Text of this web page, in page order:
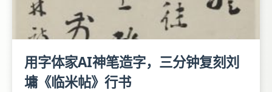
用字体家AI神笔造字，三分钟复刻刘
墉《临米帖》行书